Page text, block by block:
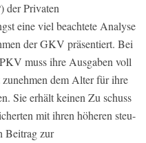
der Privaten
eine viel beachtete Analyse
der GKV präsentiert. Bei
muss ihre Ausgaben voll
dem Alter für ihre
Sie erhält keinen Zu­ schuss
mit ihren höheren steu­
Beitrag zur